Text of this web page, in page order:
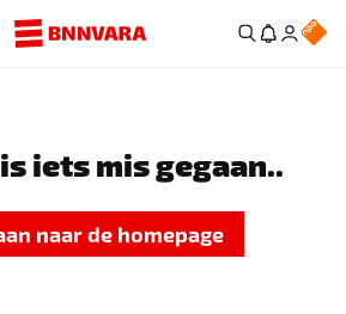
iets mis gegaan..
naar de homepage